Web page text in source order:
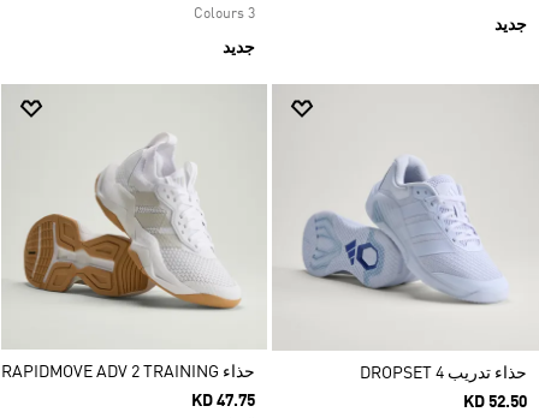
جديد
3 Colours
جديد
حذاء تدريب DROPSET 4
KD 52.50
حذاء RAPIDMOVE ADV 2 TRAINING
KD 47.75